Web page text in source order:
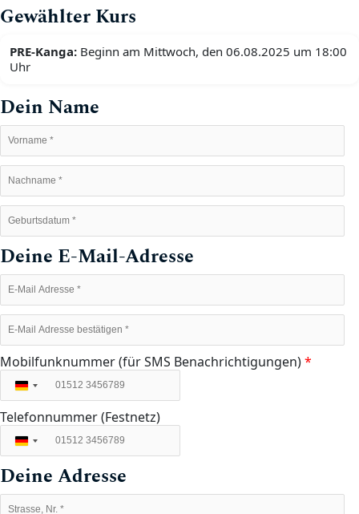
Gewählter Kurs
PRE-Kanga: Beginn am Mittwoch, den 06.08.2025 um 18:00
Uhr
Dein Name
Deine E-Mail-Adresse
Mobilfunknummer (für SMS Benachrichtigungen)*
Deutschland
+49
Telefonnummer (Festnetz)
Deutschland
+49
Deine Adresse